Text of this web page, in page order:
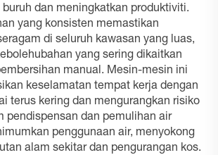
dan meningkatkan produktiviti.
yang konsisten memastikan
di seluruh kawasan yang luas,
yang sering dikaitkan
manual. Mesin-mesin ini
keselamatan tempat kerja dengan
terus kering dan mengurangkan risiko
pendispensan dan pemulihan air
penggunaan air, menyokong
alam sekitar dan pengurangan kos.